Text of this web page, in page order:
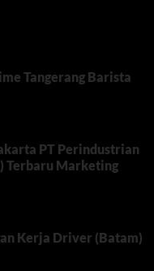
Tangerang Barista
PT Perindustrian
Terbaru Marketing
Kerja Driver (Batam)